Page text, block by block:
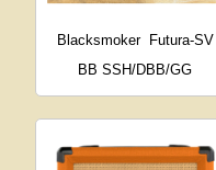
Blacksmoker
Futura-SV
BB SSH/DBB/GG